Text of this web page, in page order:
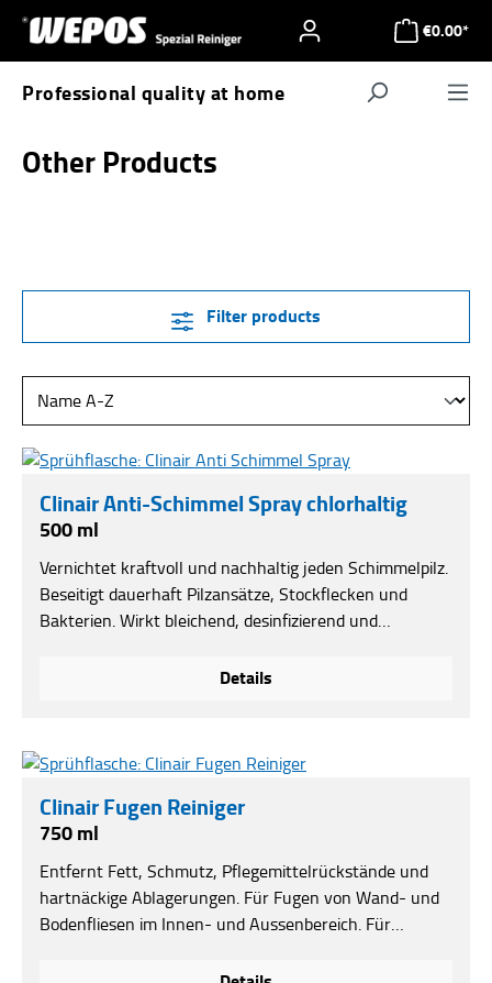
Skip to main content €0.00*
Professional quality at home
Other Products
Filter products
Clinair Anti-Schimmel Spray chlorhaltig
500 ml
Vernichtet kraftvoll und nachhaltig jeden Schimmelpilz.
Beseitigt dauerhaft Pilzansätze, Stockflecken und
Bakterien. Wirkt bleichend, desinfizierend und
Details
Clinair Fugen Reiniger
750 ml
Entfernt Fett, Schmutz, Pflegemittelrückstände und
hartnäckige Ablagerungen. Für Fugen von Wand- und
Bodenfliesen im Innen- und Aussenbereich. Für
erhältlich im Onlineshop***